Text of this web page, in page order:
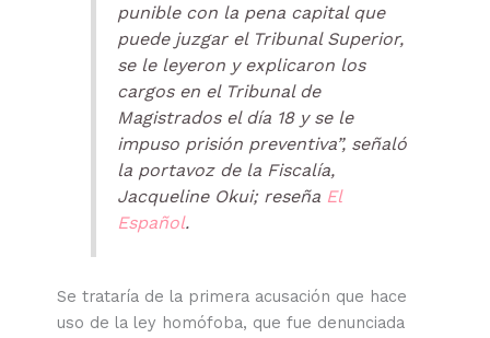
punible con la pena capital que
puede juzgar el Tribunal Superior,
se le leyeron y explicaron los
cargos en el Tribunal de
Magistrados el día 18 y se le
impuso prisión preventiva”, señaló
la portavoz de la Fiscalía,
Jacqueline Okui; reseñaEl
Español.
Se trataría de la primera acusación que hace
uso de la ley homófoba, que fue denunciada